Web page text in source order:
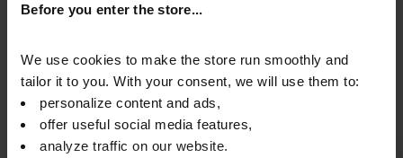
Before you enter the store...
We use cookies to make the store run smoothly and
tailor it to you. With your consent, we will use them to:
personalize content and ads,
offer useful social media features,
analyze traffic on our website.
Preguntas y respuestas